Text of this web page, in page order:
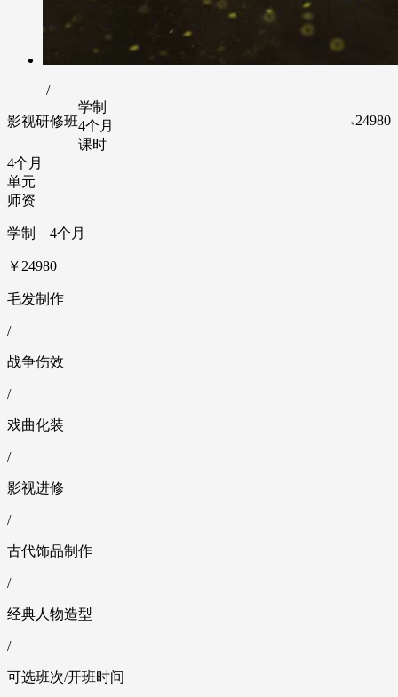
/
影视研修班 ￥24980
学制
4个月
课时
4个月
单元
师资
学制 4个月
￥24980
毛发制作
/
战争伤效
/
戏曲化装
/
影视进修
/
古代饰品制作
/
经典人物造型
/
可选班次/开班时间